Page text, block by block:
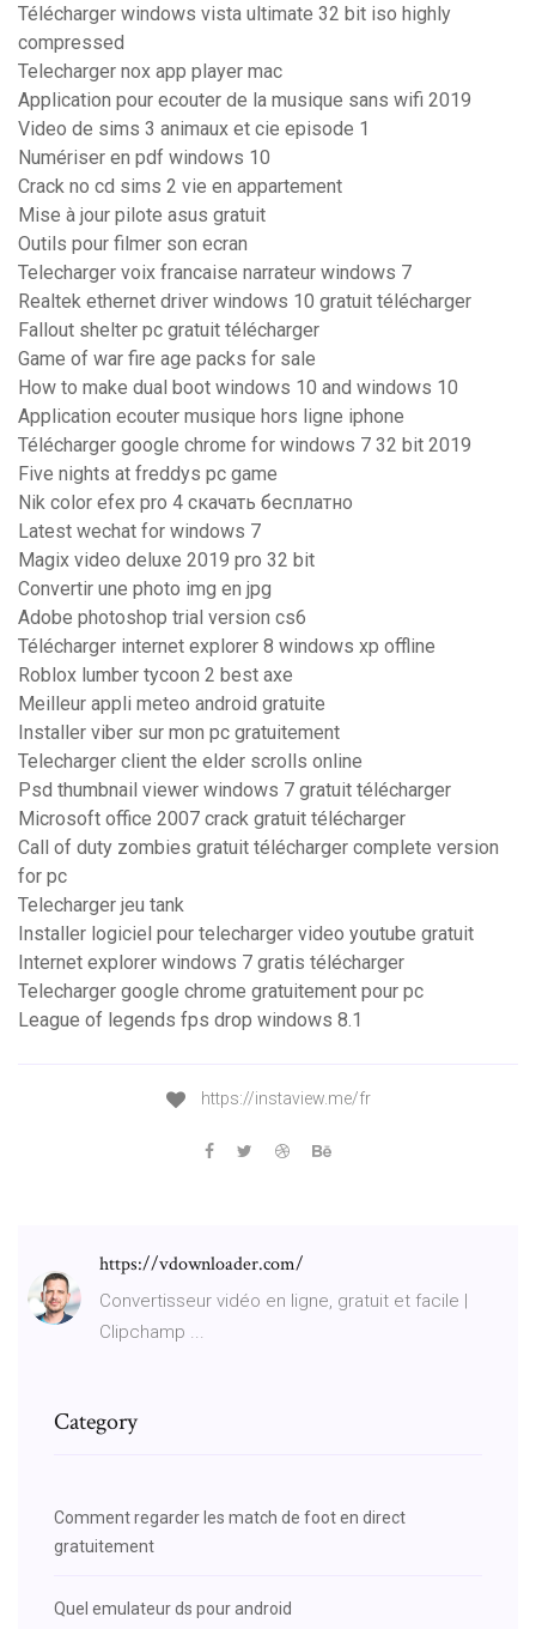
Télécharger windows vista ultimate 32 bit iso highly
compressed
Telecharger nox app player mac
Application pour ecouter de la musique sans wifi 2019
Video de sims 3 animaux et cie episode 1
Numériser en pdf windows 10
Crack no cd sims 2 vie en appartement
Mise à jour pilote asus gratuit
Outils pour filmer son ecran
Telecharger voix francaise narrateur windows 7
Realtek ethernet driver windows 10 gratuit télécharger
Fallout shelter pc gratuit télécharger
Game of war fire age packs for sale
How to make dual boot windows 10 and windows 10
Application ecouter musique hors ligne iphone
Télécharger google chrome for windows 7 32 bit 2019
Five nights at freddys pc game
Nik color efex pro 4 скачать бесплатно
Latest wechat for windows 7
Magix video deluxe 2019 pro 32 bit
Convertir une photo img en jpg
Adobe photoshop trial version cs6
Télécharger internet explorer 8 windows xp offline
Roblox lumber tycoon 2 best axe
Meilleur appli meteo android gratuite
Installer viber sur mon pc gratuitement
Telecharger client the elder scrolls online
Psd thumbnail viewer windows 7 gratuit télécharger
Microsoft office 2007 crack gratuit télécharger
Call of duty zombies gratuit télécharger complete version
for pc
Telecharger jeu tank
Installer logiciel pour telecharger video youtube gratuit
Internet explorer windows 7 gratis télécharger
Telecharger google chrome gratuitement pour pc
League of legends fps drop windows 8.1
https://instaview.me/fr
https://vdownloader.com/
Convertisseur vidéo en ligne, gratuit et facile |
Clipchamp ...
Category
Comment regarder les match de foot en direct
gratuitement
Quel emulateur ds pour android